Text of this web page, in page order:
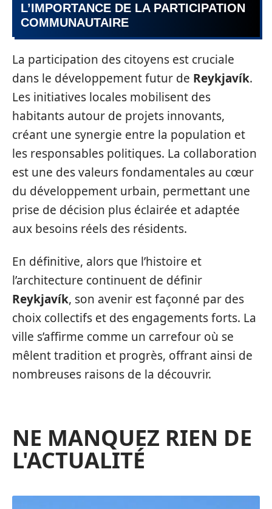
L’IMPORTANCE DE LA PARTICIPATION
COMMUNAUTAIRE
La participation des citoyens est cruciale
dans le développement futur de Reykjavík.
Les initiatives locales mobilisent des
habitants autour de projets innovants,
créant une synergie entre la population et
les responsables politiques. La collaboration
est une des valeurs fondamentales au cœur
du développement urbain, permettant une
prise de décision plus éclairée et adaptée
aux besoins réels des résidents.
En définitive, alors que l’histoire et
l’architecture continuent de définir
Reykjavík, son avenir est façonné par des
choix collectifs et des engagements forts. La
ville s’affirme comme un carrefour où se
mêlent tradition et progrès, offrant ainsi de
nombreuses raisons de la découvrir.
NE MANQUEZ RIEN DE
L'ACTUALITÉ